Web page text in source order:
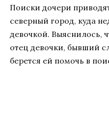
Поиски дочери
северный город, куда
девочкой. Выяснилось,
отец девочки, бывший
берется ей помочь в